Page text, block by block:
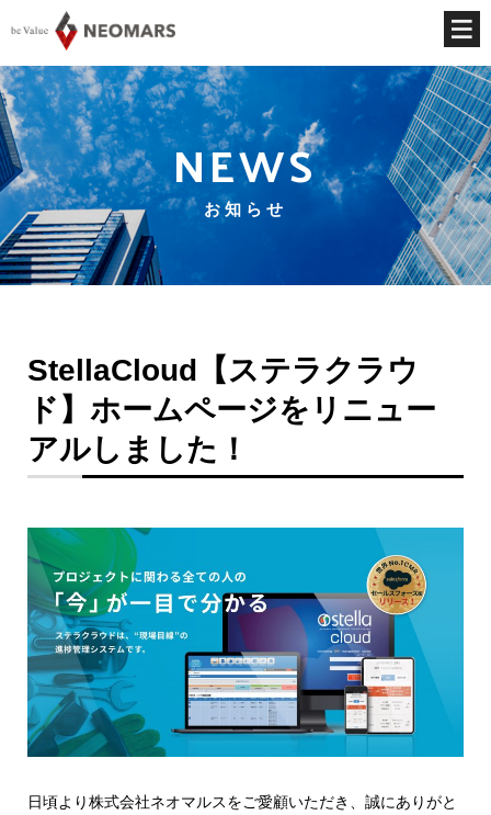
NEWS
お知らせ
StellaCloud【ステラクラウ
ド】ホームページをリニュー
アルしました！
日頃より株式会社ネオマルスをご愛顧いただき、誠にありがと